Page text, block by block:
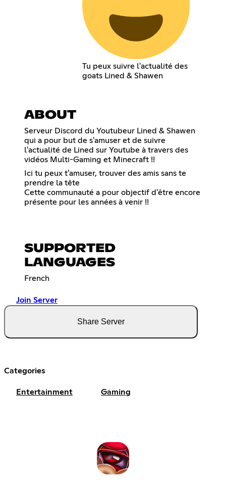
Tu peux suivre l'actualité des
goats Lined & Shawen
ABOUT
Serveur Discord du Youtubeur Lined & Shawen
qui a pour but de s'amuser et de suivre
l'actualité de Lined sur Youtube à travers des
vidéos Multi-Gaming et Minecraft !!
Ici tu peux t'amuser, trouver des amis sans te
prendre la tête
Cette communauté a pour objectif d'être encore
présente pour les années à venir !!
SUPPORTED
LANGUAGES
French
Join Server
Share Server
Categories
Entertainment Gaming